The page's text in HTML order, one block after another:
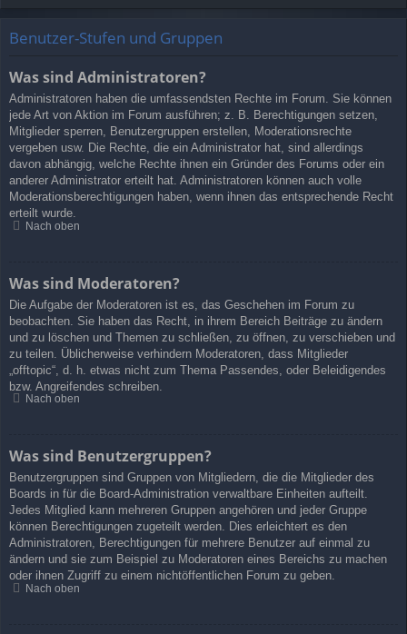
Benutzer-Stufen und Gruppen
Was sind Administratoren?
Administratoren haben die umfassendsten Rechte im Forum. Sie können
jede Art von Aktion im Forum ausführen; z. B. Berechtigungen setzen,
Mitglieder sperren, Benutzergruppen erstellen, Moderationsrechte
vergeben usw. Die Rechte, die ein Administrator hat, sind allerdings
davon abhängig, welche Rechte ihnen ein Gründer des Forums oder ein
anderer Administrator erteilt hat. Administratoren können auch volle
Moderationsberechtigungen haben, wenn ihnen das entsprechende Recht
erteilt wurde.
Nach oben
Was sind Moderatoren?
Die Aufgabe der Moderatoren ist es, das Geschehen im Forum zu
beobachten. Sie haben das Recht, in ihrem Bereich Beiträge zu ändern
und zu löschen und Themen zu schließen, zu öffnen, zu verschieben und
zu teilen. Üblicherweise verhindern Moderatoren, dass Mitglieder
„offtopic“, d. h. etwas nicht zum Thema Passendes, oder Beleidigendes
bzw. Angreifendes schreiben.
Nach oben
Was sind Benutzergruppen?
Benutzergruppen sind Gruppen von Mitgliedern, die die Mitglieder des
Boards in für die Board-Administration verwaltbare Einheiten aufteilt.
Jedes Mitglied kann mehreren Gruppen angehören und jeder Gruppe
können Berechtigungen zugeteilt werden. Dies erleichtert es den
Administratoren, Berechtigungen für mehrere Benutzer auf einmal zu
ändern und sie zum Beispiel zu Moderatoren eines Bereichs zu machen
oder ihnen Zugriff zu einem nichtöffentlichen Forum zu geben.
Nach oben